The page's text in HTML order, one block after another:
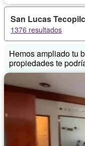
San Lucas
1376 resultados
Hemos ampliado tu
propiedades te